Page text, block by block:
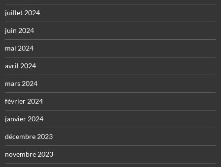
juillet 2024
juin 2024
mai 2024
avril 2024
mars 2024
février 2024
janvier 2024
décembre 2023
novembre 2023